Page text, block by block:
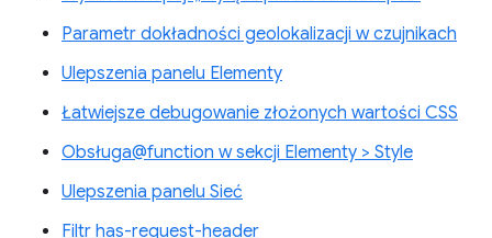
Parametr dokładności geolokalizacji w czujnikach
Ulepszenia panelu Elementy
Łatwiejsze debugowanie złożonych wartości CSS
Obsługa@function w sekcji Elementy > Style
Ulepszenia panelu Sieć
Filtr has-request-header